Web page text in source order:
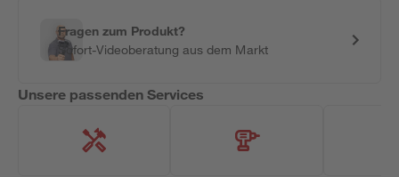
Fragen zum Produkt?
Sofort-Videoberatung aus dem Markt
Unsere passenden Services